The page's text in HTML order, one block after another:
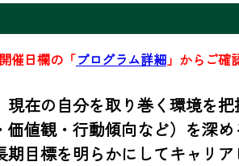
催日欄の「プログラム詳細 」からご確
在の自分を取り巻く環境を把
値観・行動傾向など）を深め
目標を明らかにしてキャリア